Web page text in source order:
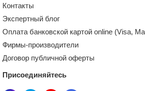
Контакты
Экспертный блог
Оплата банковской картой online (Visa,
Фирмы-производители
Договор публичной оферты
Присоединяйтесь